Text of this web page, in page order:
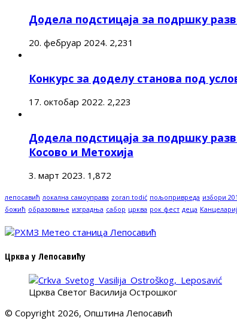
Додела подстицаја за подршку
20. фебруар 2024. 2,231
Конкурс за доделу станова под
17. октобар 2022. 2,223
Додела подстицаја за подршку
Косово и Метохија
3. март 2023. 1,872
лепосавић локална самоуправа zoran todić пољопривреда избори
божић образовање изградња сабор црква рок фест деца
Црква у Лепосавићу
Црква Светог Василија Острошког
© Copyright 2026, Општина Лепосавић